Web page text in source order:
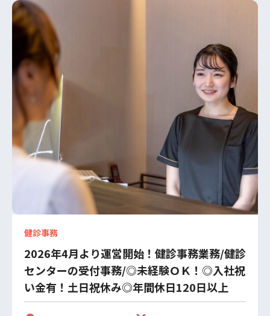
健診事務
2026年4月より運営開始！健診事務業務/健診
センターの受付事務/◎未経験ＯＫ！◎入社祝
い金有！土日祝休み◎年間休日120日以上